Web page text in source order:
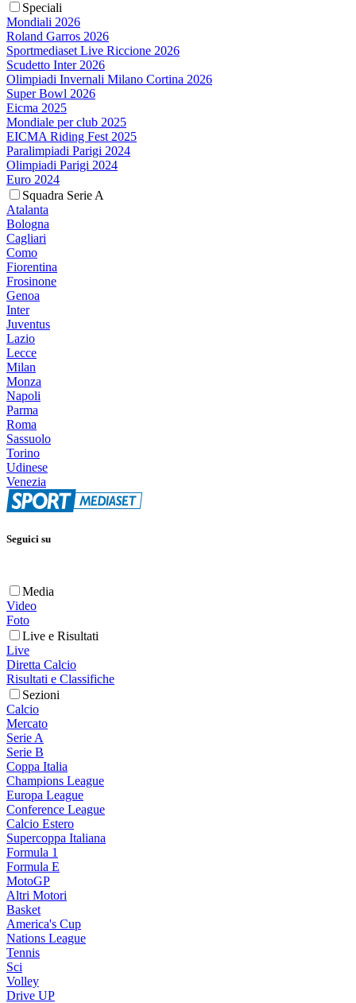
Speciali
Mondiali 2026
Roland Garros 2026
Sportmediaset Live Riccione 2026
Scudetto Inter 2026
Olimpiadi Invernali Milano Cortina 2026
Super Bowl 2026
Eicma 2025
Mondiale per club 2025
EICMA Riding Fest 2025
Paralimpiadi Parigi 2024
Olimpiadi Parigi 2024
Euro 2024
Squadra Serie A
Atalanta
Bologna
Cagliari
Como
Fiorentina
Frosinone
Genoa
Inter
Juventus
Lazio
Lecce
Milan
Monza
Napoli
Parma
Roma
Sassuolo
Torino
Udinese
Venezia
Seguici su
Media
Video
Foto
Live e Risultati
Live
Diretta Calcio
Risultati e Classifiche
Sezioni
Calcio
Mercato
Serie A
Serie B
Coppa Italia
Champions League
Europa League
Conference League
Calcio Estero
Supercoppa Italiana
Formula 1
Formula E
MotoGP
Altri Motori
Basket
America's Cup
Nations League
Tennis
Sci
Volley
Drive UP